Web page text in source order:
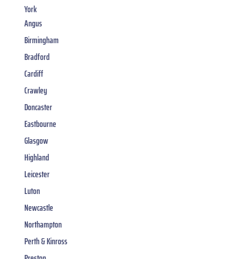
York
Angus
Birmingham
Bradford
Cardiff
Crawley
Doncaster
Eastbourne
Glasgow
Highland
Leicester
Luton
Newcastle
Northampton
Perth & Kinross